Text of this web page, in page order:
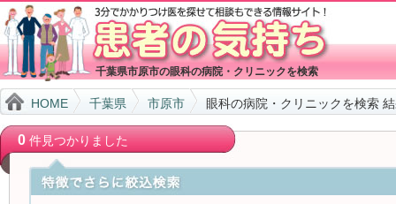
千葉県市原市の眼科の病院・クリニックを検索
HOME 千葉県 市原市 眼科の病院・クリニックを検索
0件見つかりました